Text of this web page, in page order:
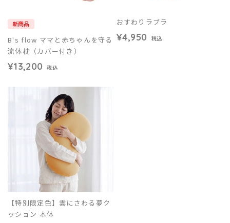
新商品
B's flow ママと赤ちゃんを守る
流体枕（カバー付き）
¥13,200 税込
おすわりラブラ
¥4,950 税込
【特別限定色】雲にさわる夢ク
ッション 本体